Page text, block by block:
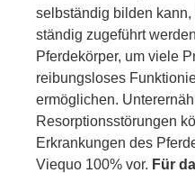
selbständig bilden
ständig zugeführt
Pferdekörper, um viele
reibungsloses
ermöglichen.
Resorptionsstörungen
Erkrankungen des
Viequo 100% vor. Für